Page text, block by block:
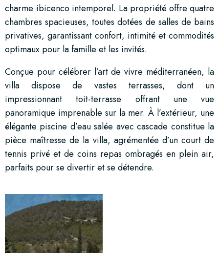
charme ibicenco intemporel. La propriété offre quatre
chambres spacieuses, toutes dotées de salles de bains
privatives, garantissant confort, intimité et commodités
optimaux pour la famille et les invités.
Conçue pour célébrer l’art de vivre méditerranéen, la
villa dispose de vastes terrasses, dont un
impressionnant toit-terrasse offrant une vue
panoramique imprenable sur la mer. À l’extérieur, une
élégante piscine d’eau salée avec cascade constitue la
pièce maîtresse de la villa, agrémentée d’un court de
tennis privé et de coins repas ombragés en plein air,
parfaits pour se divertir et se détendre.